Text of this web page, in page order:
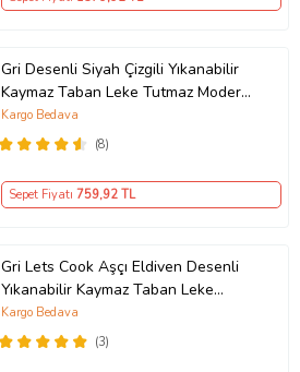
Gri Desenli Siyah Çizgili Yıkanabilir
Kaymaz Taban Leke Tutmaz Modern
Salon Halısı ve Yolluk
(8)
Kargo Bedava
Sepet Fiyatı 759,92 TL
Gri Lets Cook Aşçı Eldiven Desenli
Yıkanabilir Kaymaz Taban Leke
Tutmaz Modern Mutfak Halısı
(3)
Kargo Bedava